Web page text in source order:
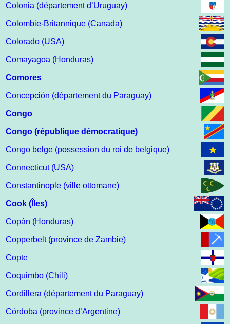
Colonia (département d’Uruguay)
Colombie-Britannique (Canada)
Colorado (USA)
Comayagoa (Honduras)
Comores
Concepción (département du Paraguay)
Congo
Congo (république démocratique)
Congo belge (possession du roi de belgique)
Connecticut (USA)
Constantinople (ville ottomane)
Cook (Îles)
Copán (Honduras)
Copperbelt (province de Zambie)
Copte
Coquimbo (Chili)
Cordillera (département du Paraguay)
Córdoba (province d’Argentine)